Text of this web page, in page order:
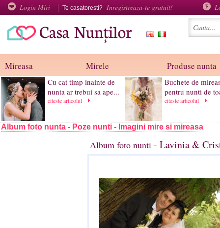
Login Miri Te casatoresti? Inregistreaza-te gratuit!
Mireasa Mirele Produse nunta
Cu cat timp inainte de
nunta ar trebui sa ape...
citeste articolul
Buchete de
pentru nunti de
citeste articolul
Album foto nunta - Poze nunti - Imagini mire si mireasa
Album foto nunti - Lavinia &